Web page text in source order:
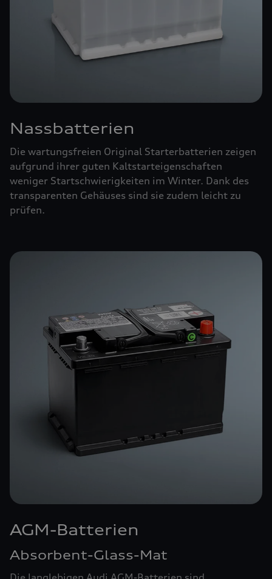
Nassbatterien
Die wartungsfreien Original Starterbatterien zeigen
aufgrund ihrer guten Kaltstarteigenschaften
weniger Startschwierigkeiten im Winter. Dank des
transparenten Gehäuses sind sie zudem leicht zu
prüfen.
AGM-Batterien
Absorbent-Glass-Mat